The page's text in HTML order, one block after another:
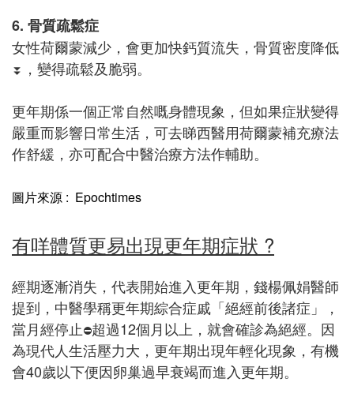
6. 骨質疏鬆症
女性荷爾蒙減少，會更加快鈣質流失，骨質密度降低
⏬ ，變得疏鬆及脆弱。
更年期係一個正常自然嘅身體現象，但如果症狀變得
嚴重而影響日常生活，可去睇西醫用荷爾蒙補充療法
作舒緩，亦可配合中醫治療方法作輔助。
圖片來源 : Epochtimes
有咩體質更易出現更年期症狀 ?
經期逐漸消失，代表開始進入更年期，錢楊佩娟醫師
提到，中醫學稱更年期綜合症戚「絕經前後諸症」，
當月經停止⛔️超過12個月以上，就會確診為絕經。因
為現代人生活壓力大，更年期出現年輕化現象，有機
會40歲以下便因卵巢過早衰竭而進入更年期。